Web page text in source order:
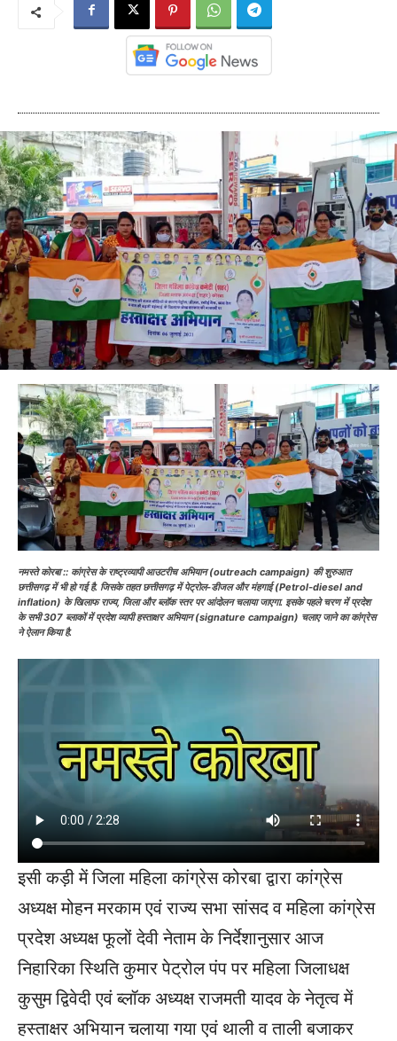
नमस्ते कोरबा :: कांग्रेस के राष्ट्रव्यापी आउटरीच अभियान (outreach campaign) की शुरुआत
छत्तीसगढ़ में भी हो गई है. जिसके तहत छत्तीसगढ़ में पेट्रोल-डीजल और मंहगाई (Petrol-diesel and
inflation) के खिलाफ राज्य, जिला और ब्लॉक स्तर पर आंदोलन चलाया जाएगा. इसके पहले चरण में प्रदेश
के सभी 307 ब्लाकों में प्रदेश व्यापी हस्ताक्षर अभियान (signature campaign) चलाए जाने का कांग्रेस
ने ऐलान किया है.
इसी कड़ी में जिला महिला कांग्रेस कोरबा द्वारा कांग्रेस
अध्यक्ष मोहन मरकाम एवं राज्य सभा सांसद व महिला कांग्रेस
प्रदेश अध्यक्ष फूलों देवी नेताम के निर्देशानुसार आज
निहारिका स्थिति कुमार पेट्रोल पंप पर महिला जिलाधक्ष
कुसुम द्विवेदी एवं ब्लॉक अध्यक्ष राजमती यादव के नेतृत्व में
हस्ताक्षर अभियान चलाया गया एवं थाली व ताली बजाकर